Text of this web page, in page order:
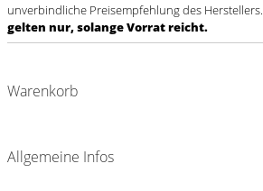
unverbindliche Preisempfehlung des Herstellers.
gelten nur, solange Vorrat reicht.
Warenkorb
Allgemeine Infos